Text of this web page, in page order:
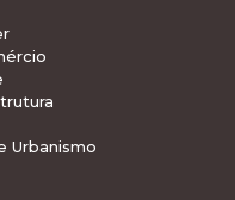
Urbanismo